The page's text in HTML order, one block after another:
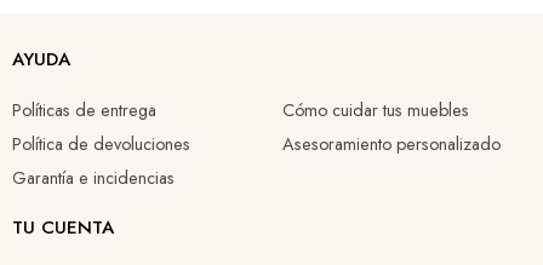
AYUDA
Políticas de entrega
Política de devoluciones
Garantía e incidencias
Cómo cuidar tus muebles
Asesoramiento personalizado
TU CUENTA